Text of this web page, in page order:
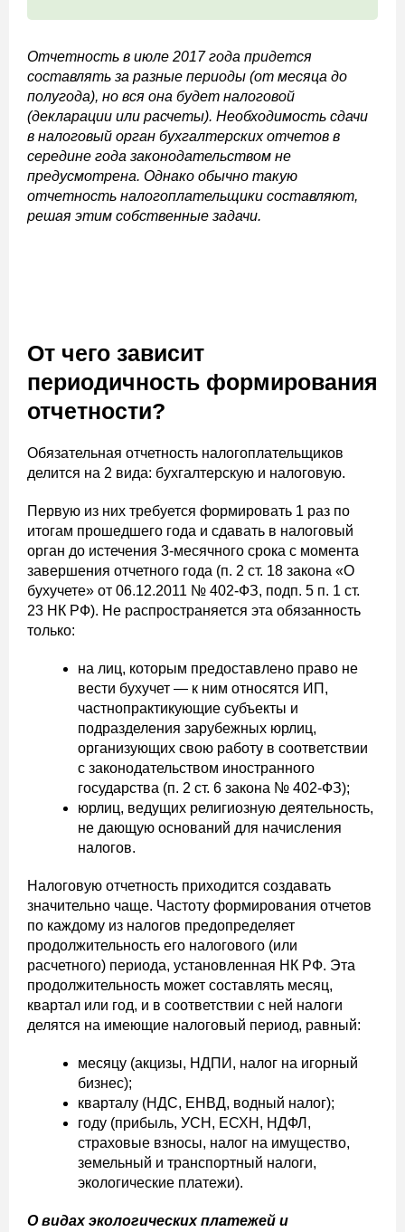
Отчетность в июле 2017 года придется
составлять за разные периоды (от месяца до
полугода), но вся она будет налоговой
(декларации или расчеты). Необходимость сдачи
в налоговый орган бухгалтерских отчетов в
середине года законодательством не
предусмотрена. Однако обычно такую
отчетность налогоплательщики составляют,
решая этим собственные задачи.
От чего зависит
периодичность формирования
отчетности?
Обязательная отчетность налогоплательщиков
делится на 2 вида: бухгалтерскую и налоговую.
Первую из них требуется формировать 1 раз по
итогам прошедшего года и сдавать в налоговый
орган до истечения 3-месячного срока с момента
завершения отчетного года (п. 2 ст. 18 закона «О
бухучете» от 06.12.2011 № 402-ФЗ, подп. 5 п. 1 ст.
23 НК РФ). Не распространяется эта обязанность
только:
на лиц, которым предоставлено право не
вести бухучет — к ним относятся ИП,
частнопрактикующие субъекты и
подразделения зарубежных юрлиц,
организующих свою работу в соответствии
с законодательством иностранного
государства (п. 2 ст. 6 закона № 402-ФЗ);
юрлиц, ведущих религиозную деятельность,
не дающую оснований для начисления
налогов.
Налоговую отчетность приходится создавать
значительно чаще. Частоту формирования отчетов
по каждому из налогов предопределяет
продолжительность его налогового (или
расчетного) периода, установленная НК РФ. Эта
продолжительность может составлять месяц,
квартал или год, и в соответствии с ней налоги
делятся на имеющие налоговый период, равный:
месяцу (акцизы, НДПИ, налог на игорный
бизнес);
кварталу (НДС, ЕНВД, водный налог);
году (прибыль, УСН, ЕСХН, НДФЛ,
страховые взносы, налог на имущество,
земельный и транспортный налоги,
экологические платежи).
О видах экологических платежей и